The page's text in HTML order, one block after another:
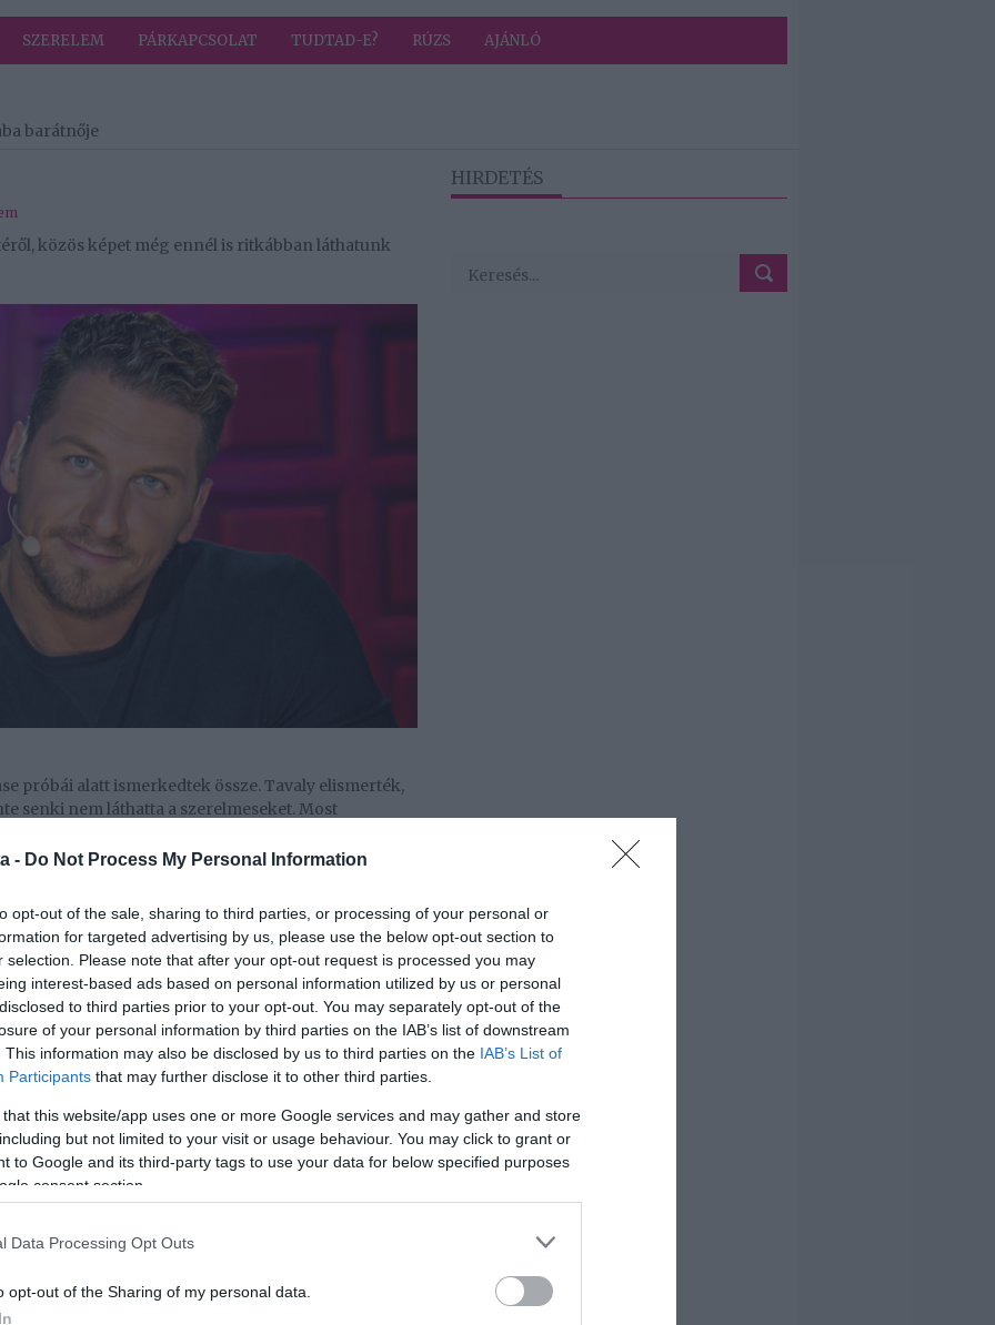
- Do Not Process My Personal Information
opt-out of the sale, sharing to third parties, or processing of your personal or
for targeted advertising by us, please use the below opt-out section to
selection. Please note that after your opt-out request is processed you may
interest-based ads based on personal information utilized by us or personal
to third parties prior to your opt-out. You may separately opt-out of the
of your personal information by third parties on the IAB’s list of downstream
This information may also be disclosed by us to third parties on the IAB’s List of
Participants that may further disclose it to other third parties.
that this website/app uses one or more Google services and may gather and store
but not limited to your visit or usage behaviour. You may click to grant or
to Google and its third-party tags to use your data for below specified purposes
consent section.
Data Processing Opt Outs
opt-out of the Sharing of my personal data.
SZERELEM PÁRKAPCSOLAT TUDTAD-E? RÚZS AJÁNLÓ
barátnője
közös képet még ennél is ritkábban láthatunk
próbái alatt ismerkedtek össze. Tavaly elismerték,
senki nem láthatta a szerelmeseket. Most
szerelmes fotót posztoltak Instagram-
ki a life.hu.
HIRDETÉS